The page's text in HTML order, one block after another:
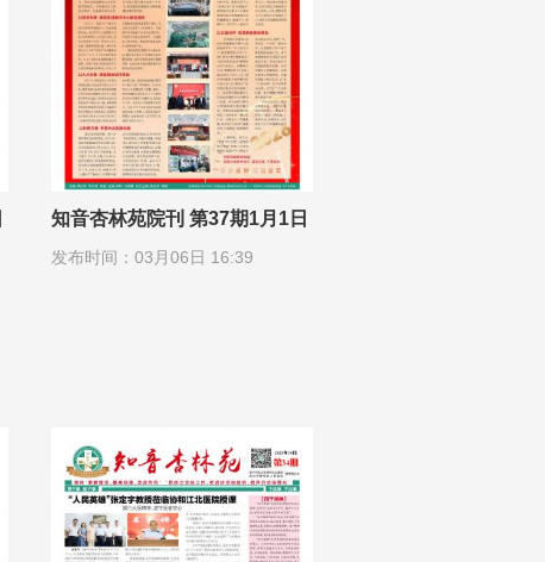
知音杏林苑院刊 第37期1月1日
发布时间：03月06日 16:39